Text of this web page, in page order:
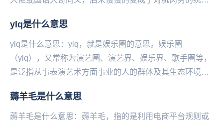
比一...
ylq是什么意思
ylq是什么意思：ylq，就是娱乐圈的意思。娱乐圈
（ylq），又常称为演艺圈、演艺界、娱乐界、歌手圈等，
是泛指从事表演艺术方面事业的人的群体及其生态环境。
薅羊毛是什么意思
薅羊毛是什么意思：薅羊毛，指的是利用电商平台规则或